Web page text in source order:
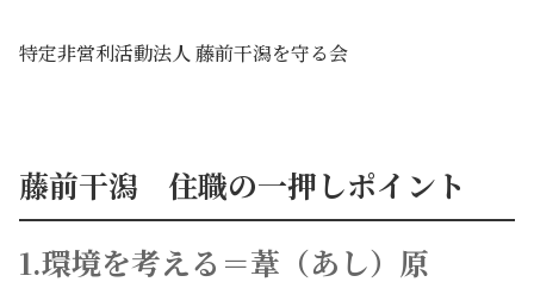
特定非営利活動法人 藤前干潟を守る会
藤前干潟 住職の一押しポイント
1.環境を考える＝葦（あし）原